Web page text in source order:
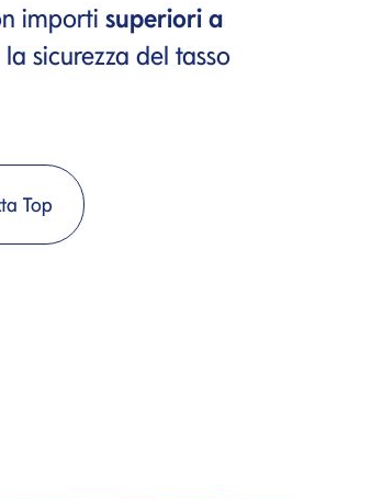
importi superiori a
sicurezza del tasso
Top